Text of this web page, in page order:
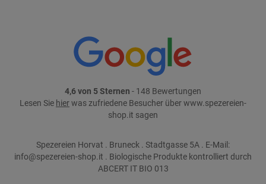
4,6 von 5 Sternen - 148 Bewertungen
Lesen Sie hierwas zufriedene Besucher über www.spezereien-
shop.it sagen
Spezereien Horvat . Bruneck . Stadtgasse 5A . E-Mail:
info@spezereien-shop.it . Biologische Produkte kontrolliert durch
ABCERT IT BIO 013